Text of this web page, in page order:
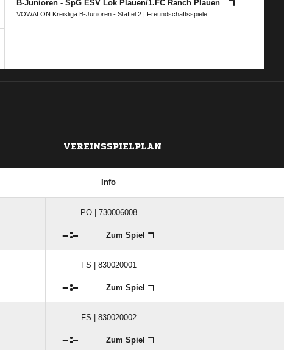
B-Junioren - SpG ESV Lok Plauen/​1.FC Ranch Plauen
VOWALON Kreisliga B-Junioren - Staffel 2 | Freundschaftsspiele
VEREINSSPIELPLAN
Info
PO | 730006008
: Zum Spiel
FS | 830020001
: Zum Spiel
FS | 830020002
: Zum Spiel